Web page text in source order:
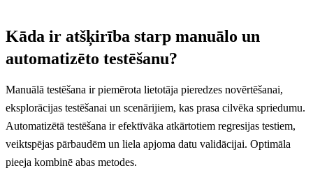
Kāda ir atšķirība starp manuālo un
automatizēto testēšanu?
Manuālā testēšana ir piemērota lietotāja pieredzes novērtēšanai,
eksplorācijas testēšanai un scenārijiem, kas prasa cilvēka spriedumu.
Automatizētā testēšana ir efektīvāka atkārtotiem regresijas testiem,
veiktspējas pārbaudēm un liela apjoma datu validācijai. Optimāla
pieeja kombinē abas metodes.